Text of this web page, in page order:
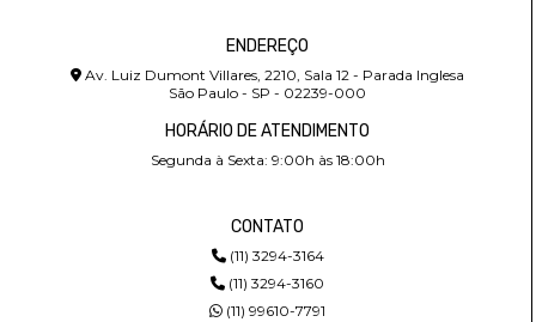
ENDEREÇO
Av. Luiz Dumont Villares, 2210, Sala 12 - Parada Inglesa
São Paulo - SP - 02239-000
HORÁRIO DE ATENDIMENTO
Segunda à Sexta: 9:00h às 18:00h
CONTATO
(11) 3294-3164
(11) 3294-3160
(11) 99610-7791